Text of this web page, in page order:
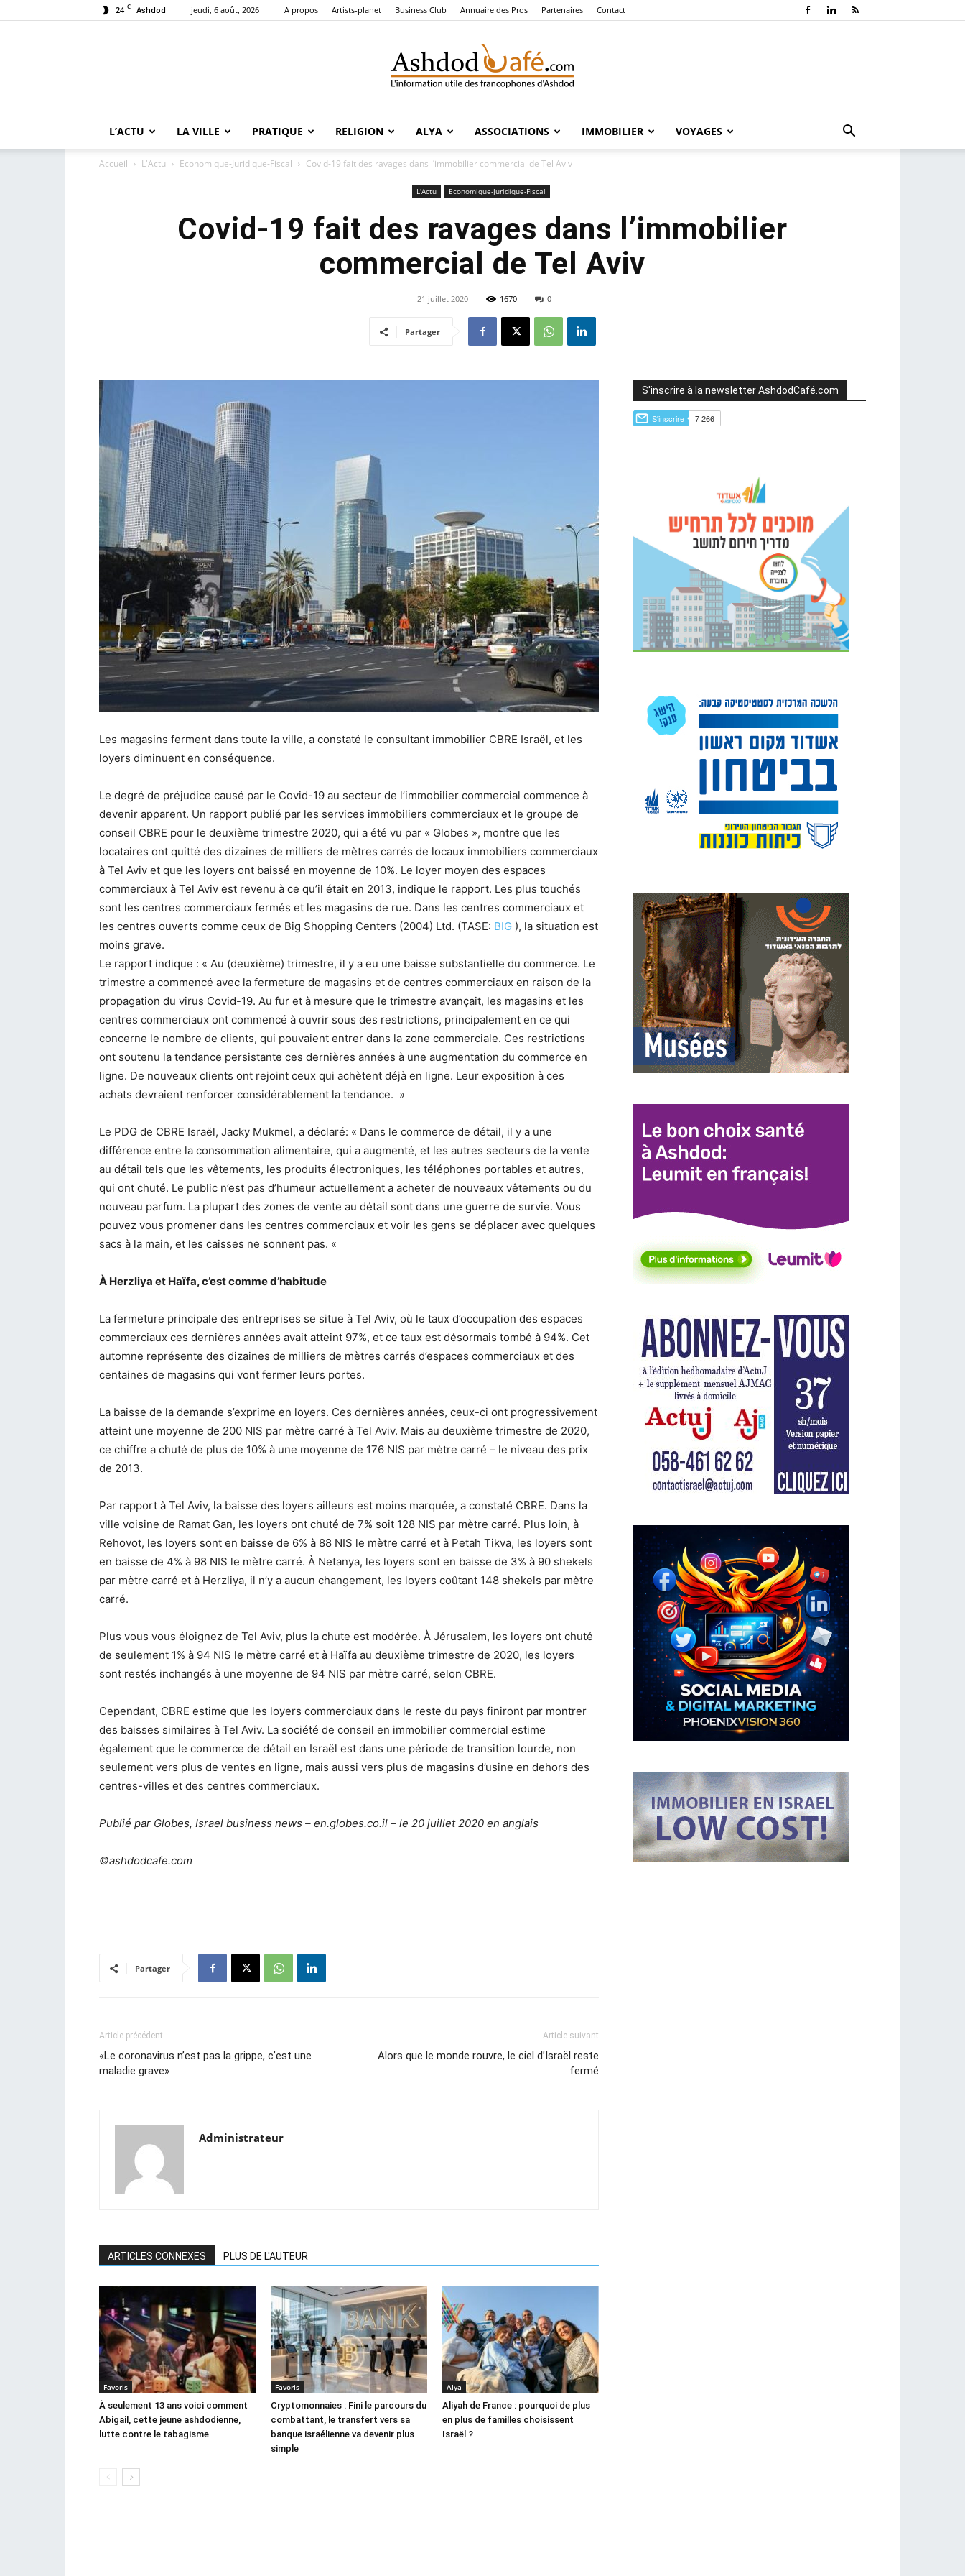
24 C Ashdod jeudi, 6 août, 2026 A propos Artists-planet Business Club Annuaire des Pros Partenaires Contact
Café
L’ACTU LA VILLE PRATIQUE RELIGION ALYA ASSOCIATIONS IMMOBILIER VOYAGES
Accueil L'Actu Economique-Juridique-Fiscal Covid-19 fait des ravages dans l’immobilier commercial de Tel Aviv
L'Actu Economique-Juridique-Fiscal
Covid-19 fait des ravages dans l’immobilier
commercial de Tel Aviv
21 juillet 2020 1670 0
Partager
Les magasins ferment dans toute la ville, a constaté le consultant immobilier CBRE Israël, et les
loyers diminuent en conséquence.
Le degré de préjudice causé par le Covid-19 au secteur de l’immobilier commercial commence à
devenir apparent. Un rapport publié par les services immobiliers commerciaux et le groupe de
conseil CBRE pour le deuxième trimestre 2020, qui a été vu par « Globes », montre que les
locataires ont quitté des dizaines de milliers de mètres carrés de locaux immobiliers commerciaux
à Tel Aviv et que les loyers ont baissé en moyenne de 10%. Le loyer moyen des espaces
commerciaux à Tel Aviv est revenu à ce qu’il était en 2013, indique le rapport. Les plus touchés
sont les centres commerciaux fermés et les magasins de rue. Dans les centres commerciaux et
les centres ouverts comme ceux de Big Shopping Centers (2004) Ltd. (TASE: BIG ), la situation est
moins grave.
Le rapport indique : « Au (deuxième) trimestre, il y a eu une baisse substantielle du commerce. Le
trimestre a commencé avec la fermeture de magasins et de centres commerciaux en raison de la
propagation du virus Covid-19. Au fur et à mesure que le trimestre avançait, les magasins et les
centres commerciaux ont commencé à ouvrir sous des restrictions, principalement en ce qui
concerne le nombre de clients, qui pouvaient entrer dans la zone commerciale. Ces restrictions
ont soutenu la tendance persistante ces dernières années à une augmentation du commerce en
ligne. De nouveaux clients ont rejoint ceux qui achètent déjà en ligne. Leur exposition à ces
achats devraient renforcer considérablement la tendance. »
Le PDG de CBRE Israël, Jacky Mukmel, a déclaré: « Dans le commerce de détail, il y a une
différence entre la consommation alimentaire, qui a augmenté, et les autres secteurs de la vente
au détail tels que les vêtements, les produits électroniques, les téléphones portables et autres,
qui ont chuté. Le public n’est pas d’humeur actuellement a acheter de nouveaux vêtements ou du
nouveau parfum. La plupart des zones de vente au détail sont dans une guerre de survie. Vous
pouvez vous promener dans les centres commerciaux et voir les gens se déplacer avec quelques
sacs à la main, et les caisses ne sonnent pas. «
À Herzliya et Haïfa, c’est comme d’habitude
La fermeture principale des entreprises se situe à Tel Aviv, où le taux d’occupation des espaces
commerciaux ces dernières années avait atteint 97%, et ce taux est désormais tombé à 94%. Cet
automne représente des dizaines de milliers de mètres carrés d’espaces commerciaux et des
centaines de magasins qui vont fermer leurs portes.
La baisse de la demande s’exprime en loyers. Ces dernières années, ceux-ci ont progressivement
atteint une moyenne de 200 NIS par mètre carré à Tel Aviv. Mais au deuxième trimestre de 2020,
ce chiffre a chuté de plus de 10% à une moyenne de 176 NIS par mètre carré – le niveau des prix
de 2013.
Par rapport à Tel Aviv, la baisse des loyers ailleurs est moins marquée, a constaté CBRE. Dans la
ville voisine de Ramat Gan, les loyers ont chuté de 7% soit 128 NIS par mètre carré. Plus loin, à
Rehovot, les loyers sont en baisse de 6% à 88 NIS le mètre carré et à Petah Tikva, les loyers sont
en baisse de 4% à 98 NIS le mètre carré. À Netanya, les loyers sont en baisse de 3% à 90 shekels
par mètre carré et à Herzliya, il n’y a aucun changement, les loyers coûtant 148 shekels par mètre
carré.
Plus vous vous éloignez de Tel Aviv, plus la chute est modérée. À Jérusalem, les loyers ont chuté
de seulement 1% à 94 NIS le mètre carré et à Haïfa au deuxième trimestre de 2020, les loyers
sont restés inchangés à une moyenne de 94 NIS par mètre carré, selon CBRE.
Cependant, CBRE estime que les loyers commerciaux dans le reste du pays finiront par montrer
des baisses similaires à Tel Aviv. La société de conseil en immobilier commercial estime
également que le commerce de détail en Israël est dans une période de transition lourde, non
seulement vers plus de ventes en ligne, mais aussi vers plus de magasins d’usine en dehors des
centres-villes et des centres commerciaux.
Publié par Globes, Israel business news – en.globes.co.il – le 20 juillet 2020 en anglais
©ashdodcafe.com
Partager
Article précédent
«Le coronavirus n’est pas la grippe, c’est une
maladie grave»
Article suivant
Alors que le monde rouvre, le ciel d’Israël reste
fermé
Administrateur
ARTICLES CONNEXES PLUS DE L'AUTEUR
Favoris
À seulement 13 ans voici comment
Abigail, cette jeune ashdodienne,
lutte contre le tabagisme
Favoris
Cryptomonnaies : Fini le parcours du
combattant, le transfert vers sa
banque israélienne va devenir plus
simple
Alya
Aliyah de France : pourquoi de plus
en plus de familles choisissent
Israël ?
S'inscrire à la newsletter AshdodCafé.com